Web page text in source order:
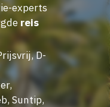
experts
reis
D-
Suntip,